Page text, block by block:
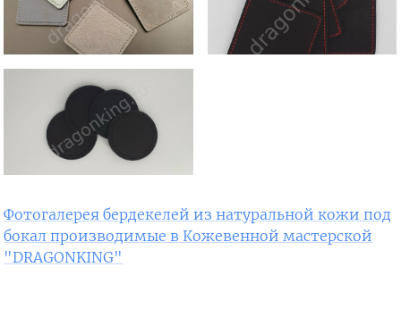
Фотогалерея бердекелей из натуральной кожи под
бокал производимые в Кожевенной мастерской
"DRAGONKING"